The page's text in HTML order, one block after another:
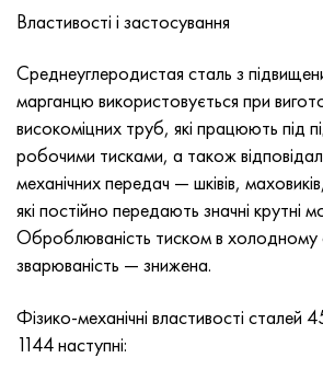
Властивості і застосування
Среднеуглеродистая сталь з
марганцю використовується при
високоміцних труб, які працюють під
робочими тисками, а також
механічних передач — шківів,
які постійно передають значні крутні
Оброблюваність тиском в холодному
зварюваність — знижена.
Фізико-механічні властивості
1144 наступні:
Хайнс 188
Haynes 230
Хастеллой b2
Хастеллой b3
Хастеллой c4
Сustom 450® - uns S45000
Greek Ascoloy 418
Труба корозійно-стійка
90Х18МФ
95Х18
40хн2ма, 34CrNiMo4, 36hnm
38ХС, 37hs
38ХА, 37Cr4, aisi 5135
38ХН3МФА, 35nicrmov12-5
40Г, 40Mn4, aisi 1035
38ХМ, 42CrMo4, aisi 1.7225